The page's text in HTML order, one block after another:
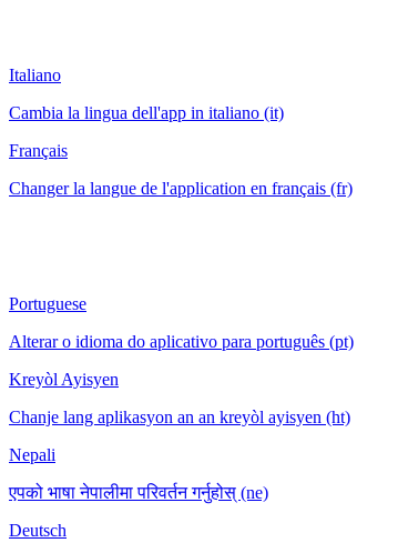
Italiano
Cambia la lingua dell'app in italiano (it)
Français
Changer la langue de l'application en français (fr)
Portuguese
Alterar o idioma do aplicativo para português (pt)
Kreyòl Ayisyen
Chanje lang aplikasyon an an kreyòl ayisyen (ht)
Nepali
एपको भाषा नेपालीमा परिवर्तन गर्नुहोस् (ne)
Deutsch